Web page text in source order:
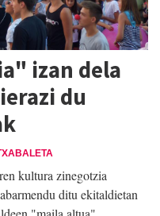
izan dela
du
kultura zinegotzia
ditu ekitaldietan